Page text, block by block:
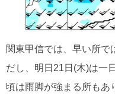
関東甲信では、早い所で
だし、明日21日(木)は一
頃は雨脚が強まる所もあ